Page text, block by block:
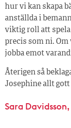
hur vi kan skapa
anställda i
viktig roll att spela
precis som ni.
jobba emot
Återigen så
Josephine allt
Sara